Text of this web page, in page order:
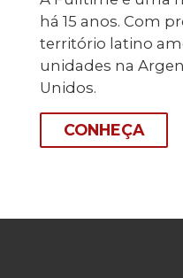
há 15 anos. Com
território latino
unidades na
Unidos.
CONHEÇA